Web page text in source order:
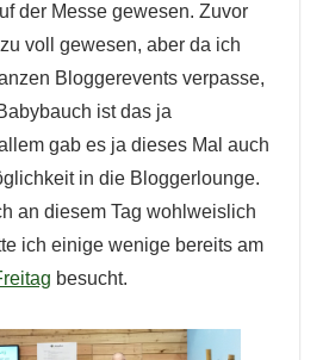
der Messe gewesen. Zuvor
voll gewesen, aber da ich
Bloggerevents verpasse,
ist das ja
gab es ja dieses Mal auch
in die Bloggerlounge.
an diesem Tag wohlweislich
ich einige wenige bereits am
besucht.